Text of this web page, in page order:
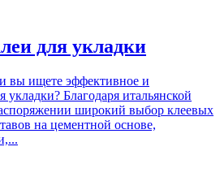
для укладки
вы ищете эффективное и
укладки? Благодаря итальянской
широкий выбор клеевых
на цементной основе,